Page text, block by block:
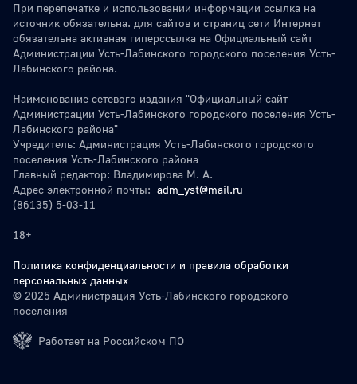
При перепечатке и использовании информации ссылка на
источник обязательна. для сайтов и страниц сети Интернет
обязательна активная гиперссылка на Официальный сайт
Администрации Усть-Лабинского городского поселения Усть-
Лабинского района.
Наименование сетевого издания "Официальный сайт
Администрации Усть-Лабинского городского поселения Усть-
Лабинского района"
Учредитель: Администрация Усть-Лабинского городского
поселения Усть-Лабинского района
Главный редактор: Владимирова М. А.
Адрес электронной почты: adm_yst@mail.ru
(86135) 5-03-11
18+
Политика конфиденциальности и правила обработки
персональных данных
© 2025 Администрация Усть-Лабинского городского
поселения
Работает на Российском ПО